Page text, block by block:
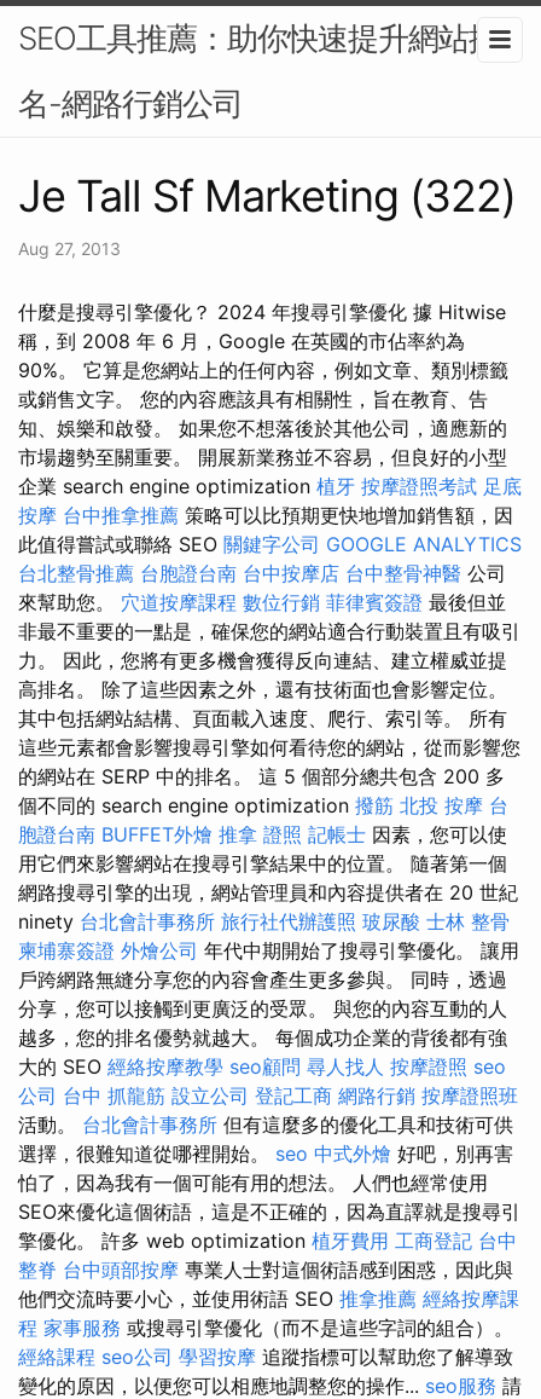
SEO工具推薦：助你快速提升網站排
名-網路行銷公司
Je Tall Sf Marketing (322)
Aug 27, 2013
什麼是搜尋引擎優化？ 2024 年搜尋引擎優化 據 Hitwise
稱，到 2008 年 6 月，Google 在英國的市佔率約為
90%。 它算是您網站上的任何內容，例如文章、類別標籤
或銷售文字。 您的內容應該具有相關性，旨在教育、告
知、娛樂和啟發。 如果您不想落後於其他公司，適應新的
市場趨勢至關重要。 開展新業務並不容易，但良好的小型
企業 search engine optimization 植牙 按摩證照考試 足底
按摩 台中推拿推薦 策略可以比預期更快地增加銷售額，因
此值得嘗試或聯絡 SEO 關鍵字公司 GOOGLE ANALYTICS
台北整骨推薦 台胞證台南 台中按摩店 台中整骨神醫 公司
來幫助您。 穴道按摩課程 數位行銷 菲律賓簽證 最後但並
非最不重要的一點是，確保您的網站適合行動裝置且有吸引
力。 因此，您將有更多機會獲得反向連結、建立權威並提
高排名。 除了這些因素之外，還有技術面也會影響定位。
其中包括網站結構、頁面載入速度、爬行、索引等。 所有
這些元素都會影響搜尋引擎如何看待您的網站，從而影響您
的網站在 SERP 中的排名。 這 5 個部分總共包含 200 多
個不同的 search engine optimization 撥筋 北投 按摩 台
胞證台南 BUFFET外燴 推拿 證照 記帳士 因素，您可以使
用它們來影響網站在搜尋引擎結果中的位置。 隨著第一個
網路搜尋引擎的出現，網站管理員和內容提供者在 20 世紀
ninety 台北會計事務所 旅行社代辦護照 玻尿酸 士林 整骨
柬埔寨簽證 外燴公司 年代中期開始了搜尋引擎優化。 讓用
戶跨網路無縫分享您的內容會產生更多參與。 同時，透過
分享，您可以接觸到更廣泛的受眾。 與您的內容互動的人
越多，您的排名優勢就越大。 每個成功企業的背後都有強
大的 SEO 經絡按摩教學 seo顧問 尋人找人 按摩證照 seo
公司 台中 抓龍筋 設立公司 登記工商 網路行銷 按摩證照班
活動。 台北會計事務所 但有這麼多的優化工具和技術可供
選擇，很難知道從哪裡開始。 seo 中式外燴 好吧，別再害
怕了，因為我有一個可能有用的想法。 人們也經常使用
SEO來優化這個術語，這是不正確的，因為直譯就是搜尋引
擎優化。 許多 web optimization 植牙費用 工商登記 台中
整脊 台中頭部按摩 專業人士對這個術語感到困惑，因此與
他們交流時要小心，並使用術語 SEO 推拿推薦 經絡按摩課
程 家事服務 或搜尋引擎優化（而不是這些字詞的組合）。
經絡課程 seo公司 學習按摩 追蹤指標可以幫助您了解導致
變化的原因，以便您可以相應地調整您的操作... seo服務 請